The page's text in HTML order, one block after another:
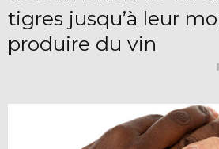
tigres jusqu’à leur
produire du vin